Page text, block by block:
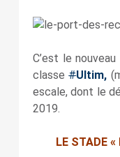
C’est le
classe#Ultim,
escale, dont le
2019.
LE STADE «